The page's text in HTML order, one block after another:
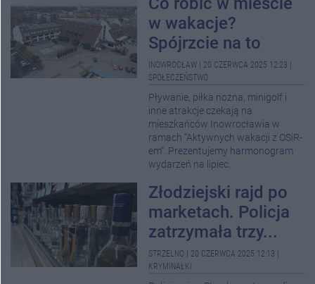
w wakacje?
Spójrzcie na to
INOWROCŁAW 20 CZERWCA 2025 12:23
SPOŁECZEŃSTWO
Pływanie, piłka nożna, minigolf i
inne atrakcje czekają na
mieszkańców Inowrocławia w
ramach “Aktywnych wakacji z OSiR-
em”. Prezentujemy harmonogram
wydarzeń na lipiec.
Złodziejski rajd po
marketach. Policja
zatrzymała trzy...
STRZELNO 20 CZERWCA 2025 12:13
KRYMINAŁKI